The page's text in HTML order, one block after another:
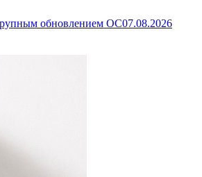
обновлением ОС07.08.2026